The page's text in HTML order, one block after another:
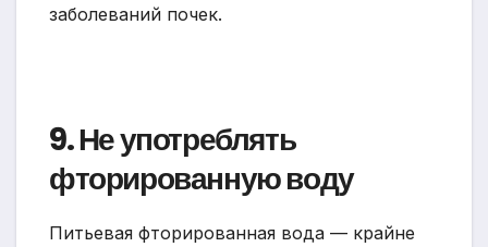
заболеваний почек.
9. Не употреблять
фторированную воду
Питьевая фторированная вода — крайне